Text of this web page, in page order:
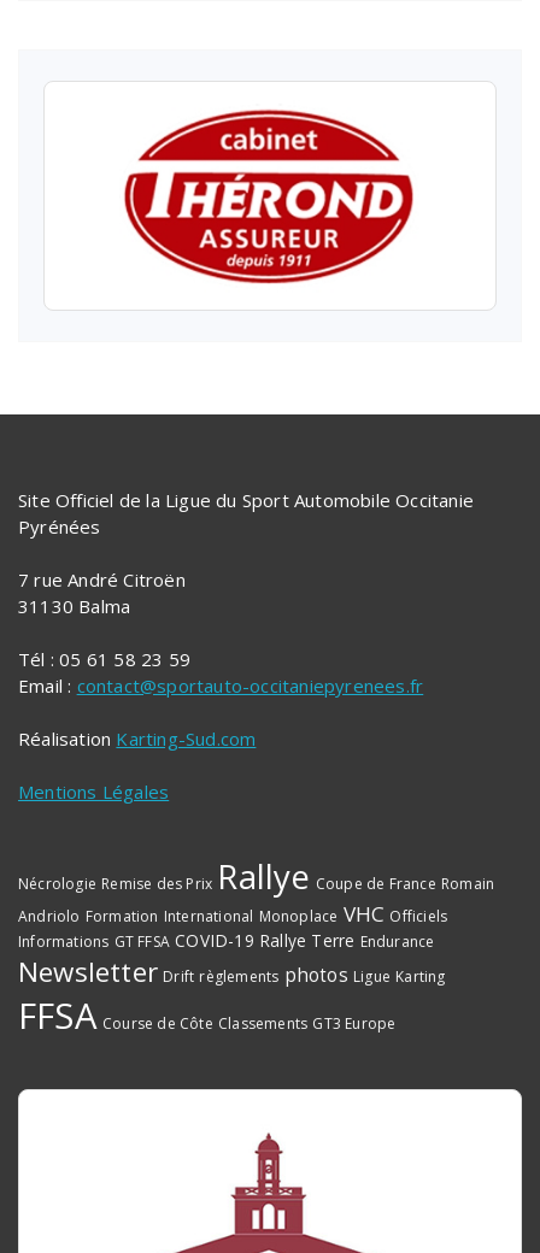
Site Officiel de la Ligue du Sport Automobile Occitanie
Pyrénées
7 rue André Citroën
31130 Balma
Tél : 05 61 58 23 59
Email : contact@sportauto-occitaniepyrenees.fr
Réalisation Karting-Sud.com
Mentions Légales
Nécrologie Remise des Prix Rallye Coupe de France Romain
Andriolo Formation International Monoplace VHC Officiels
Informations GT FFSA COVID-19 Rallye Terre Endurance
Newsletter Drift règlements photos Ligue Karting
FFSA Course de Côte Classements GT3 Europe